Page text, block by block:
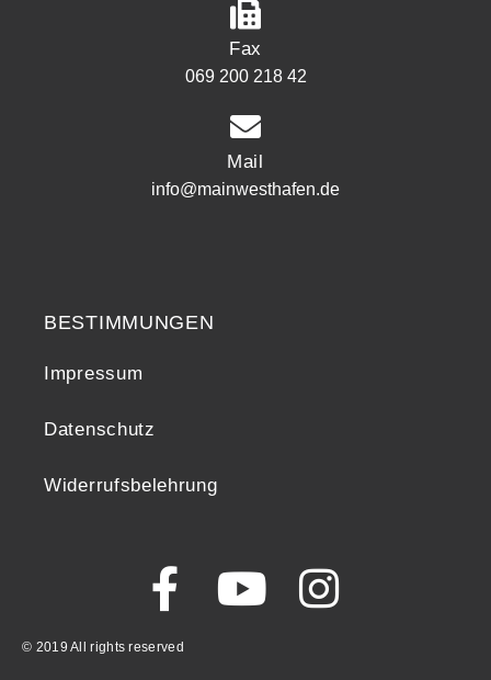
Fax
069 200 218 42
Mail
info@mainwesthafen.de
BESTIMMUNGEN
Impressum
Datenschutz
Widerrufsbelehrung
© 2019 All rights reserved